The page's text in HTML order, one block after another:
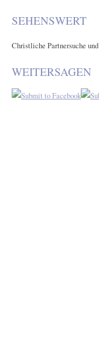
SEHENSWERT
Christliche Partnersuche
WEITERSAGEN